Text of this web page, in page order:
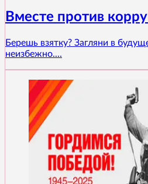
Вместе против
Берешь взятку? Загляни в
неизбежно....